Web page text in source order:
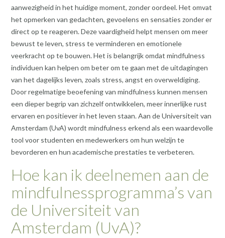
aanwezigheid in het huidige moment, zonder oordeel. Het omvat
het opmerken van gedachten, gevoelens en sensaties zonder er
direct op te reageren. Deze vaardigheid helpt mensen om meer
bewust te leven, stress te verminderen en emotionele
veerkracht op te bouwen. Het is belangrijk omdat mindfulness
individuen kan helpen om beter om te gaan met de uitdagingen
van het dagelijks leven, zoals stress, angst en overweldiging.
Door regelmatige beoefening van mindfulness kunnen mensen
een dieper begrip van zichzelf ontwikkelen, meer innerlijke rust
ervaren en positiever in het leven staan. Aan de Universiteit van
Amsterdam (UvA) wordt mindfulness erkend als een waardevolle
tool voor studenten en medewerkers om hun welzijn te
bevorderen en hun academische prestaties te verbeteren.
Hoe kan ik deelnemen aan de
mindfulnessprogramma’s van
de Universiteit van
Amsterdam (UvA)?